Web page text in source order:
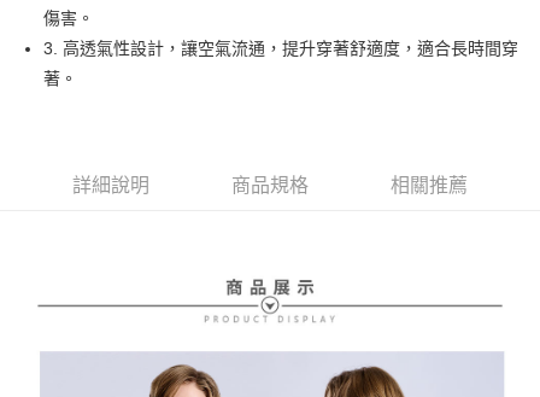
【大哥付你分期使用說明】
1.本服務由台灣大哥大提供，台灣大哥大用戶可立即使用無須另外申請。
2.付款方式選擇「大哥付你分期」，訂單成立後會自動跳轉到大哥付的交易
流程，驗證手機門號後，選擇欲分期的期數、繳款截止日，確認付款後即完
法說明評估內容。
帳／街口支付／iPASS MONEY」等通路繳費。
用戶於交易時，得透過本服務購買商品或服務，並由商店將買賣／分期付款
AFTEE先享後付
相關說明
【關於「AFTEE先享後付」】
２．便利：只要手機號碼，簡訊認證，即可結帳。
３．安心：先確認商品／服務後，再付款。
結帳頁面，進行簡訊認證並確認金額後，即可完成結帳。
２．訂單成立數日內，您將收到繳費通知簡訊。
３．收到繳費通知簡訊後14天內，點擊此簡訊中的連結，可透過四大超商／
※ 請注意：結帳手續完成當下不需立刻繳費，但若您需要取消訂單，請聯絡
購買商品的店家。未經商家同意取消之訂單仍視為有效，需透過AFTEE先享
免運費
萊爾富取貨付款
傷害。
3. 高透氣性設計，讓空氣流通，提升穿著舒適度，適合長時間穿
著。
詳細說明 商品規格 相關推薦